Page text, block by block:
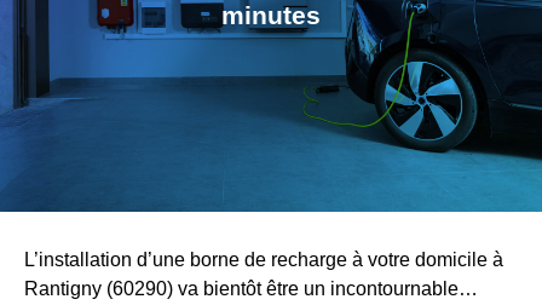
minutes
L’installation d’une borne de recharge à votre domicile à
Rantigny (60290) va bientôt être un incontournable…